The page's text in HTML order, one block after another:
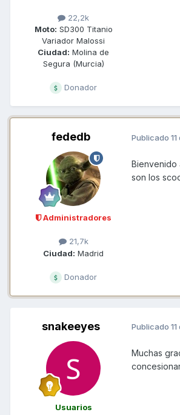
22,2k
Moto: SD300 Titanio
Variador Malossi
Ciudad: Molina de
Segura (Murcia)
Donador
fededb
Administradores
21,7k
Ciudad: Madrid
Donador
Publicado
Bienvenido
son los
snakeeyes
Usuarios
Publicado
Muchas